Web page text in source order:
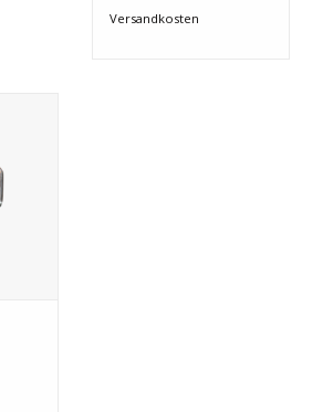
Versandkosten